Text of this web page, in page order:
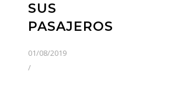
SUS
PASAJEROS
01/08/2019
/